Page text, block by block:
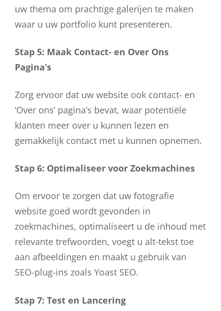
uw thema om prachtige galerijen te maken
waar u uw portfolio kunt presenteren.
Stap 5: Maak Contact- en Over Ons
Pagina’s
Zorg ervoor dat uw website ook contact- en
‘Over ons’ pagina’s bevat, waar potentiële
klanten meer over u kunnen lezen en
gemakkelijk contact met u kunnen opnemen.
Stap 6: Optimaliseer voor Zoekmachines
Om ervoor te zorgen dat uw fotografie
website goed wordt gevonden in
zoekmachines, optimaliseert u de inhoud met
relevante trefwoorden, voegt u alt-tekst toe
aan afbeeldingen en maakt u gebruik van
SEO-plug-ins zoals Yoast SEO.
Stap 7: Test en Lancering